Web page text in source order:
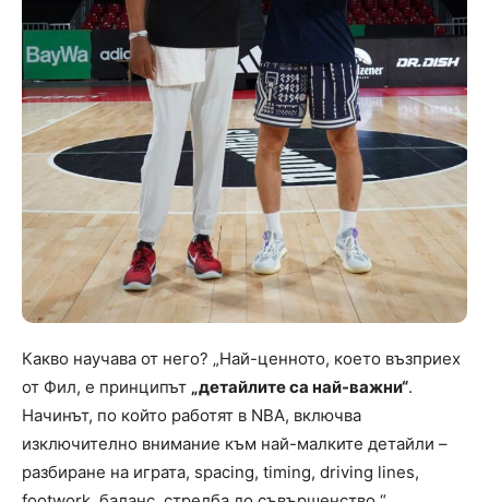
Какво научава от него? „Най-ценното, което възприех
от Фил, е принципът „детайлите са най-важни“.
Начинът, по който работят в NBA, включва
изключително внимание към най-малките детайли –
разбиране на играта, spacing, timing, driving lines,